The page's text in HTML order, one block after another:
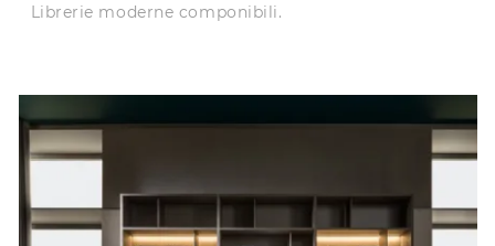
Librerie moderne componibili.